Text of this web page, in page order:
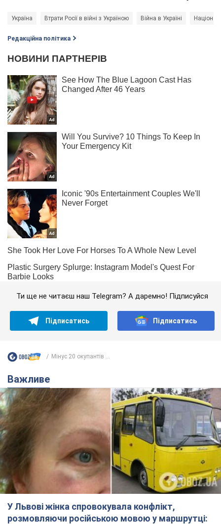
Україна Втрати Росії в війні з Україною Війна в Україні
Редакційна політика
Ти ще не читаєш наш Telegram? А даремно! Підписуйся
Підписатись Підписатись
Мінус 20 окупантів ...
Важливе
У Львові жінка спровокувала конфлікт,
розмовляючи російською мовою у маршрутці: